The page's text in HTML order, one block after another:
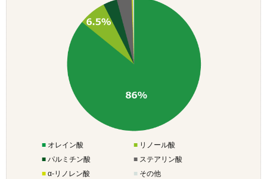
■オレイン酸 ■リノール酸
■パルミチン酸 ■ステアリン酸
■α-リノレン酸 ■ その他